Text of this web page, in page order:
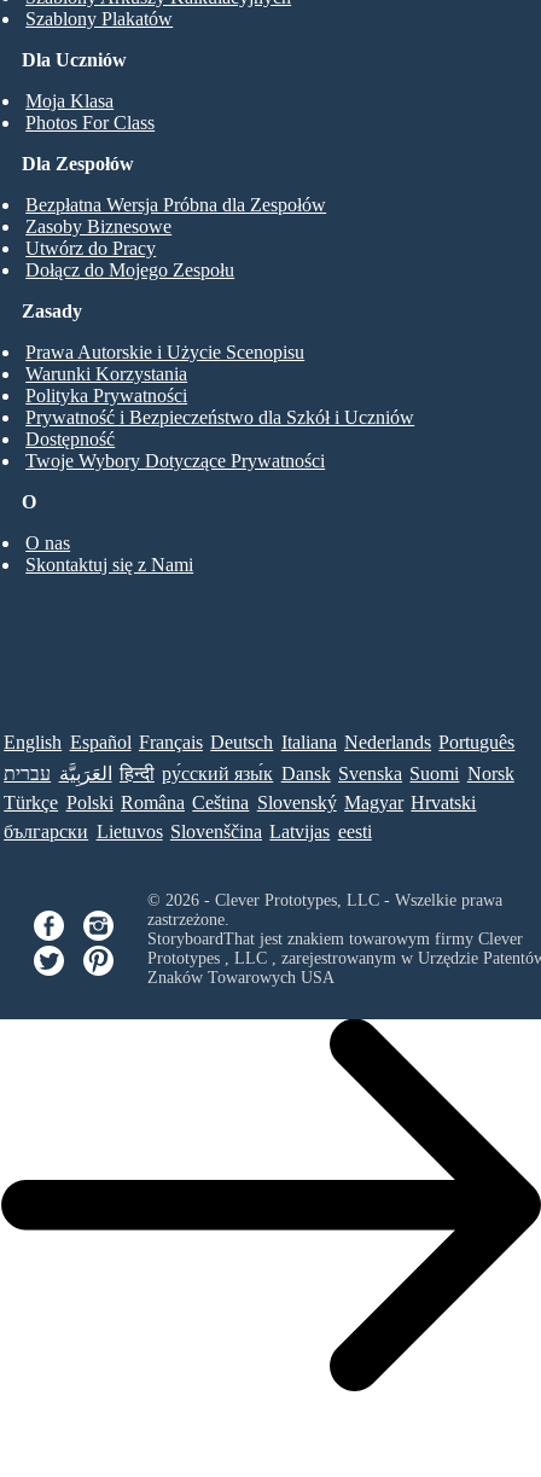
Dla Uczniów
Moja Klasa
Photos For Class
Szablony Plakatów
Dla Zespołów
Bezpłatna Wersja Próbna dla Zespołów
Zasoby Biznesowe
Utwórz do Pracy
Dołącz do Mojego Zespołu
O
O nas
Skontaktuj się z Nami
Zasady
Prawa Autorskie i Użycie Scenopisu
Warunki Korzystania
Polityka Prywatności
Prywatność i Bezpieczeństwo dla Szkół i Uczniów
Dostępność
Twoje Wybory Dotyczące Prywatności
English Español Français Deutsch Italiana Nederlands Português
עברית العَرَبِيَّة हिन्दी ру́сский язы́к Dansk Svenska Suomi Norsk
Türkçe Polski Româna Ceština Slovenský Magyar Hrvatski
български Lietuvos Slovenščina Latvijas eesti
© 2026 - Clever Prototypes, LLC - Wszelkie prawa
zastrzeżone.
StoryboardThat jest znakiem towarowym firmy Clever
Prototypes , LLC, zarejestrowanym w Urzędzie
Znaków Towarowych USA